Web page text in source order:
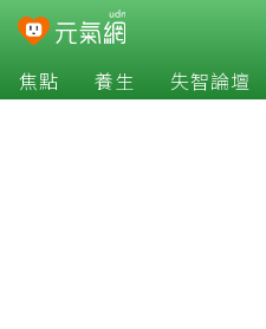
焦點 養生 失智論壇